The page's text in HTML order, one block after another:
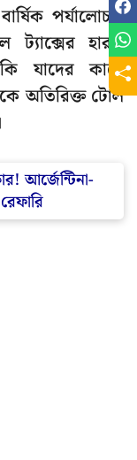
পর্যালোচনা
হারও
যাদের কাছে
অতিরিক্ত টোল
আর্জেন্টিনা-